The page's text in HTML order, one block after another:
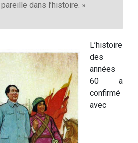
dans l’histoire. »
L’histoire
des
années
60 a
confirmé
avec